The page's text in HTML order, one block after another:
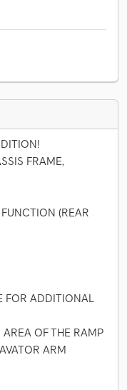
FRAME,
(REAR
FOR ADDITIONAL
OF THE RAMP
ARM